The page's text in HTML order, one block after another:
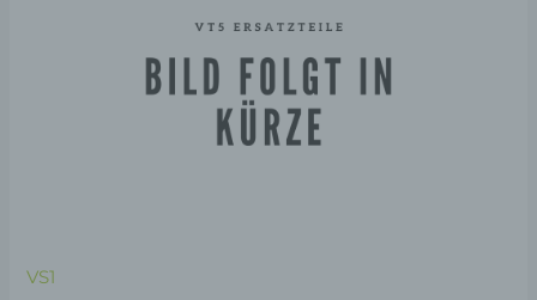
VS1